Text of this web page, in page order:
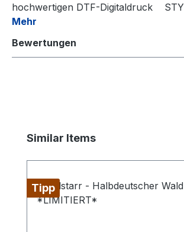
hochwertigen DTF-Digitaldruck
Mehr
Bewertungen
Produktgalerie überspringen
Similar Items
Tipp